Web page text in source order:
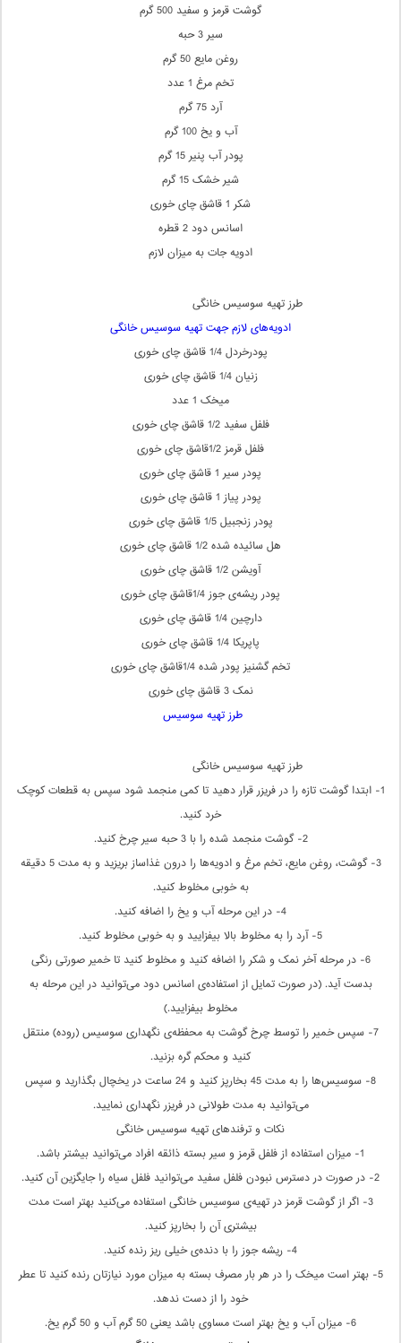
گوشت قرمز و سفید 500 گرم
سیر 3 حبه
روغن مایع 50 گرم
تخم مرغ 1 عدد
آرد 75 گرم
آب و یخ 100 گرم
پودر آب پنیر 15 گرم
شیر خشک 15 گرم
شکر 1 قاشق چای خوری
اسانس دود 2 قطره
ادویه جات به میزان لازم
طرز تهیه سوسیس خانگی
ادویه‌های لازم جهت تهیه‌ سوسیس خانگی
پودرخردل 1/4 قاشق چای خوری
زنیان 1/4 قاشق چای خوری
میخک 1 عدد
فلفل سفید 1/2 قاشق چای خوری
فلفل قرمز 1/2قاشق چای خوری
پودر سیر 1 قاشق چای خوری
پودر پیاز 1 قاشق چای خوری
پودر زنجبیل 1/5 قاشق چای خوری
هل سائیده شده 1/2 قاشق چای خوری
آویشن 1/2 قاشق چای خوری
پودر ریشه‌ی جوز 1/4قاشق چای خوری
دارچین 1/4 قاشق چای خوری
پاپریکا 1/4 قاشق چای خوری
تخم گشنیز پودر شده 1/4قاشق چای خوری
نمک 3 قاشق چای خوری
طرز تهیه‌ سوسیس
طرز تهیه سوسیس خانگی
1- ابتدا گوشت تازه را در فریزر قرار دهید تا کمی منجمد شود سپس به قطعات کوچک
خرد کنید.
2- گوشت منجمد شده را با 3 حبه سیر چرخ کنید.
3- گوشت، روغن مایع، تخم مرغ و ادویه‌ها را درون غذاساز بریزید و به مدت 5 دقیقه
به خوبی مخلوط کنید.
4- در این مرحله آب و یخ را اضافه کنید.
5- آرد را به مخلوط بالا بیفزایید و به خوبی مخلوط کنید.
6- در مرحله آخر نمک و شکر را اضافه کنید و مخلوط کنید تا خمیر صورتی رنگی
بدست آید. (در صورت تمایل از استفاده‌ی اسانس دود می‌توانید در این مرحله به
مخلوط بیفزایید.)
7- سپس خمیر را توسط چرخ گوشت به محفظه‌ی نگهداری سوسیس (روده) منتقل
کنید و محکم گره بزنید.
8- سوسیس‌ها را به مدت 45 بخارپز کنید و 24 ساعت در یخچال بگذارید و سپس
می‌توانید به مدت طولانی در فریزر نگهداری نمایید.
نکات و ترفندهای تهیه سوسیس خانگی
1- میزان استفاده از فلفل قرمز و سیر بسته ذائقه افراد می‌توانید بیشتر باشد.
2- در صورت در دسترس نبودن فلفل سفید می‌توانید فلفل سیاه را جایگزین آن کنید.
3- اگر از گوشت قرمز در تهیه‌ی سوسیس خانگی استفاده می‌کنید بهتر است مدت
بیشتری آن را بخار‌پز کنید.
4- ریشه جوز را با دنده‌ی خیلی ریز رنده کنید.
5- بهتر است میخک را در هر بار مصرف بسته به میزان مورد نیازتان رنده کنید تا عطر
خود را از دست ندهد.
6- میزان آب و یخ بهتر است مساوی باشد یعنی 50 گرم آب و 50 گرم یخ.